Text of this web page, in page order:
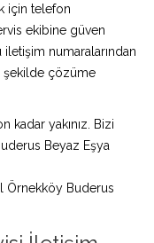
için telefon
ekibine güven
numaralarından
şekilde çözüme
kadar yakınız. Bizi
Beyaz Eşya
Örnekköy Buderus